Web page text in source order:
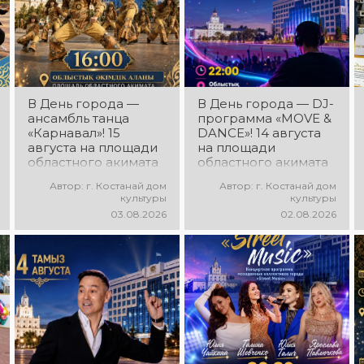
В День города —
ансамбль танца
«Карнавал»! 15
августа на площади
областного акимата
концертная
ансамбля танца
«Карнавал»!
ансамбля — Шамиль
Фахрутдинов. Вас
ждут зрелищные
хореографические
постановки, яркие
образы,
зажигательные
Автор: г. Костанай дом
культуры
03.08.2026
В День города — DJ-
программа «MOVE &
DANCE»! 14 августа
на площади
областного акимата
праздничная DJ-
программа! Вас ждут
современные
музыкальные хиты,
зажигательные
ритмы, мощная
энергия и яркие
эмоции!
Автор: г. Костанай дом
культуры
02.08.2026